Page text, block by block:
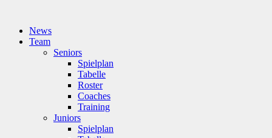
News
Team
Seniors
Spielplan
Tabelle
Roster
Coaches
Training
Juniors
Spielplan